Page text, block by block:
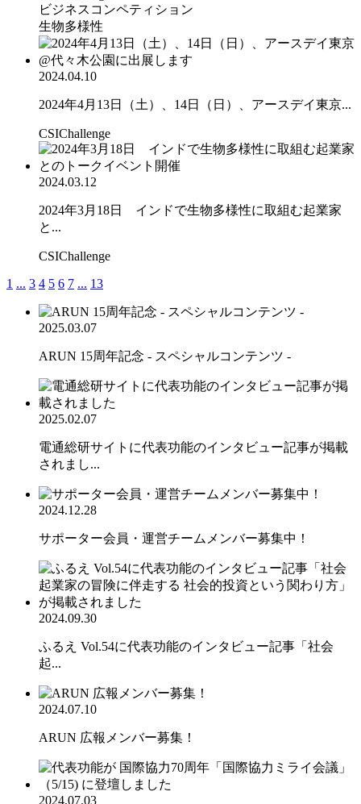
ビジネスコンペティション
生物多様性
2024.04.10
2024年4月13日（土）、14日（日）、アースデイ東京...
CSIChallenge
2024.03.12
2024年3月18日 インドで生物多様性に取組む起業家
と...
CSIChallenge
1 ... 3 4 5 6 7 ... 13
2025.03.07
ARUN 15周年記念 - スペシャルコンテンツ -
2025.02.07
電通総研サイトに代表功能のインタビュー記事が掲載
されまし...
2024.12.28
サポーター会員・運営チームメンバー募集中！
2024.09.30
ふるえ Vol.54に代表功能のインタビュー記事「社会
起...
2024.07.10
ARUN 広報メンバー募集！
2024.07.03